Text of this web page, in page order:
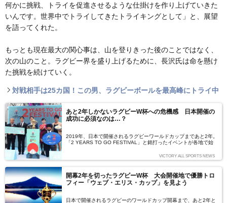
何かに挑戦、トライを促進させるような仕掛けを作り上げていきた
いんです。世界中でトライしてきたトライキングとして」と、展望
を語ってくれた。
もっとも現在最大の関心事は、山を登りきった後のことではなく、
次の山のこと。ラグビー界を盛り上げるために、長沢氏は命を懸け
た挑戦を続けていく。
対戦相手は25カ国！この男、ラグビーボールを最高峰にトライ中
あと2年しかないラグビーW杯への危機感 日本開催の
成功に必須なのは…？
2019年、日本で開催されるラグビーワールドカップまであと2年。
「2 YEARS TO GO FESTIVAL」と銘打ったイベントが各地で始
す。現時点で注目度が高いとはいえないラグビーW杯を盛り上げる
には何が必要なのでしょう？
VICTORY ALL SPORTS NEWS
開幕2年を切ったラグビーW杯 大会開催地で優勝トロ
フィー「ウェブ・エリス・カップ」を見よう
日本で開催されるラグビーのワールドカップ開幕まで、あと2年と